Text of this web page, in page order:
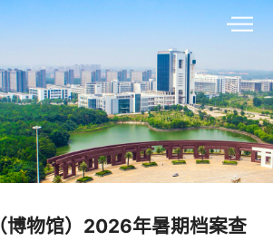
博物馆）2026年暑期档案查